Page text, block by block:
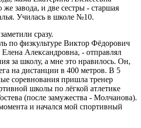
же завода, и две сестры - старшая
Училась в школе №10.
сразу.
по физкультуре Виктор Фёдорович
Александровна, - отправлял
за школу, а мне это нравилось. Он,
на дистанции в 400 метров. В 5
соревнования пришла тренер
школы по лёгкой атлетике
(после замужества - Молчанова).
и начался мой спортивный